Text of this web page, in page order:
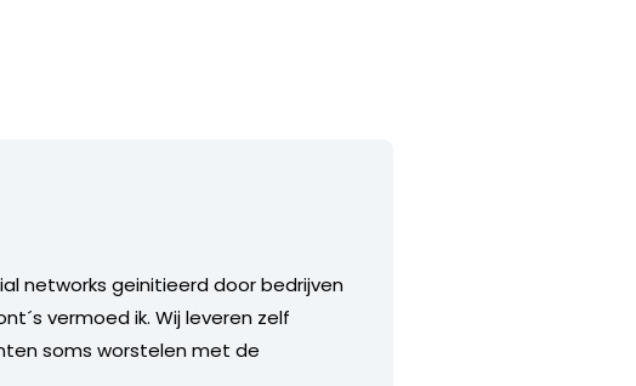
networks geinitieerd door bedrijven
vermoed ik. Wij leveren zelf
soms worstelen met de